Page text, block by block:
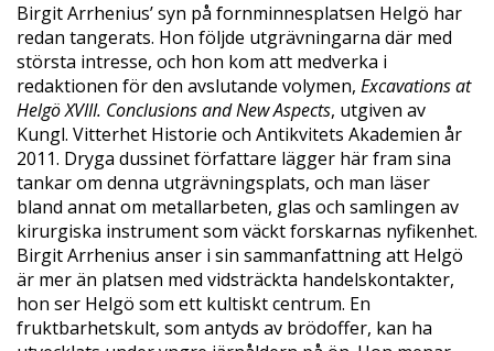
Birgit Arrhenius’ syn på fornminnesplatsen Helgö har
redan tangerats. Hon följde utgrävningarna där med
största intresse, och hon kom att medverka i
redaktionen för den avslutande volymen, Excavationsat
HelgöXVIII. Conclusionsand New Aspects, utgiven av
Kungl. Vitterhet Historie och Antikvitets Akademien år
2011. Dryga dussinet författare lägger här fram sina
tankar om denna utgrävningsplats, och man läser
bland annat om metallarbeten, glas och samlingen av
kirurgiska instrument som väckt forskarnas nyfikenhet.
Birgit Arrhenius anser i sin sammanfattning att Helgö
är mer än platsen med vidsträckta handelskontakter,
hon ser Helgö som ett kultiskt centrum. En
fruktbarhetskult, som antyds av brödoffer, kan ha